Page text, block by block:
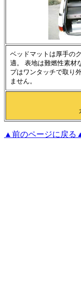
ベッドマットは厚手の
適。 表地は難燃性素材
プはワンタッチで取り
ません。
▲前のページに戻る